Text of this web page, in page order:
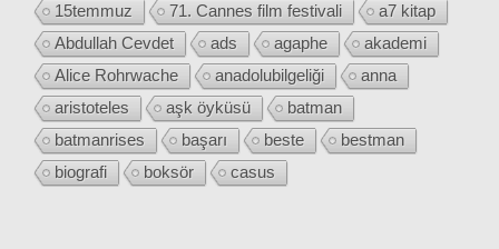
15temmuz 71. Cannes film festivali
a7 kitap
Abdullah Cevdet
ads agaphe
akademi
Alice Rohrwache
anadolubilgeliği
anna
aristoteles
aşk öyküsü
batman
batmanrises
başarı beste
bestman
biografi
boksör casus